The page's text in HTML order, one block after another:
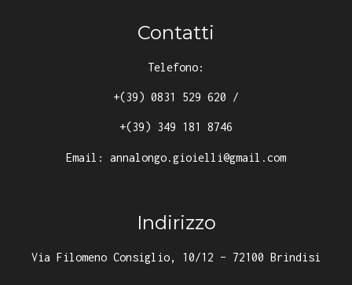
Contatti
Telefono:
+(39) 0831 529 620 /
+(39) 349 181 8746
Email: annalongo.gioielli@gmail.com
Indirizzo
Via Filomeno Consiglio, 10/12 – 72100 Brindisi